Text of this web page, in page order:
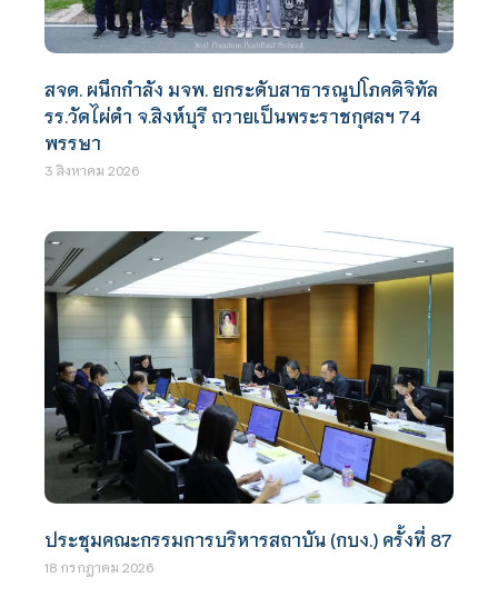
สจด. ผนึกกำลัง มจพ. ยกระดับสาธารณูปโภคดิจิทัล
รร.วัดไผ่ดำ จ.สิงห์บุรี ถวายเป็นพระราชกุศลฯ 74
พรรษา
3 สิงหาคม 2026
ประชุมคณะกรรมการบริหารสถาบัน (กบง.) ครั้งที่ 87
18 กรกฎาคม 2026